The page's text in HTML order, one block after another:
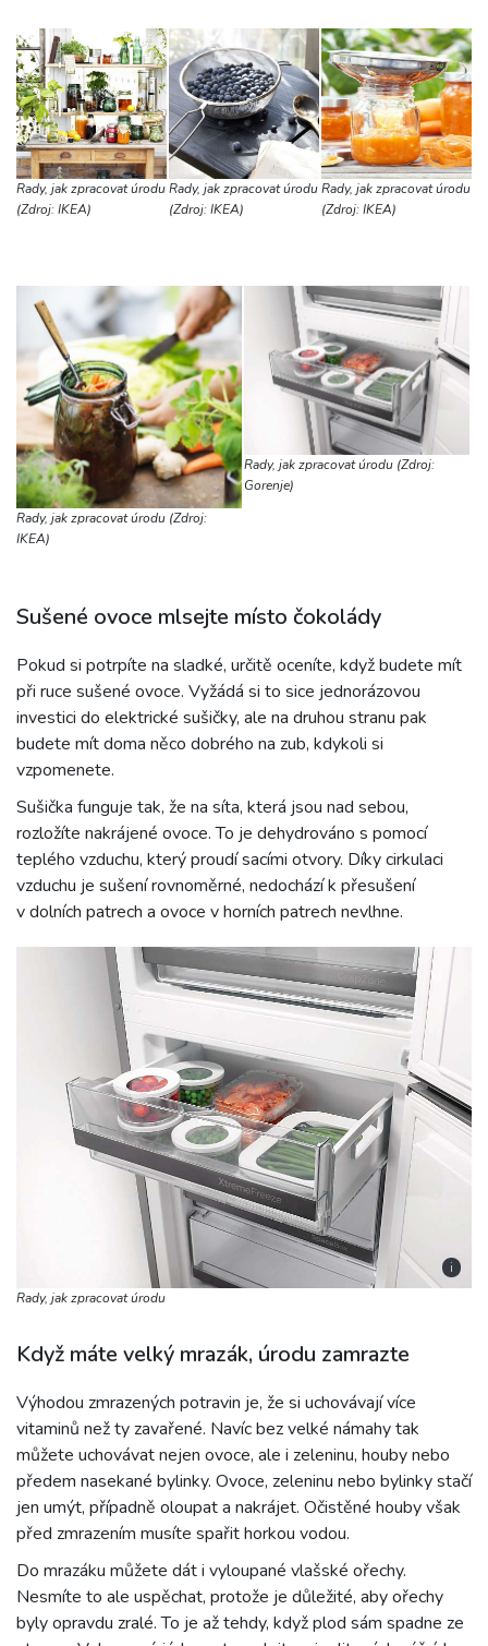
Rady, jak zpracovat úrodu
(Zdroj: IKEA)
Rady, jak zpracovat úrodu
(Zdroj: IKEA)
Rady, jak zpracovat úrodu
(Zdroj: IKEA)
Rady, jak zpracovat úrodu (Zdroj:
IKEA)
Rady, jak zpracovat úrodu (Zdroj:
Gorenje)
Sušené ovoce mlsejte místo čokolády
Pokud si potrpíte na sladké, určitě oceníte, když budete mít
při ruce sušené ovoce. Vyžádá si to sice jednorázovou
investici do elektrické sušičky, ale na druhou stranu pak
budete mít doma něco dobrého na zub, kdykoli si
vzpomenete.
Sušička funguje tak, že na síta, která jsou nad sebou,
rozložíte nakrájené ovoce. To je dehydrováno s pomocí
teplého vzduchu, který proudí sacími otvory. Díky cirkulaci
vzduchu je sušení rovnoměrné, nedochází k přesušení
v dolních patrech a ovoce v horních patrech nevlhne.
i
Rady, jak zpracovat úrodu
Když máte velký mrazák, úrodu zamrazte
Výhodou zmrazených potravin je, že si uchovávají více
vitaminů než ty zavařené. Navíc bez velké námahy tak
můžete uchovávat nejen ovoce, ale i zeleninu, houby nebo
předem nasekané bylinky. Ovoce, zeleninu nebo bylinky stačí
jen umýt, případně oloupat a nakrájet. Očistěné houby však
před zmrazením musíte spařit horkou vodou.
Do mrazáku můžete dát i vyloupané vlašské ořechy.
Nesmíte to ale uspěchat, protože je důležité, aby ořechy
byly opravdu zralé. To je až tehdy, když plod sám spadne ze